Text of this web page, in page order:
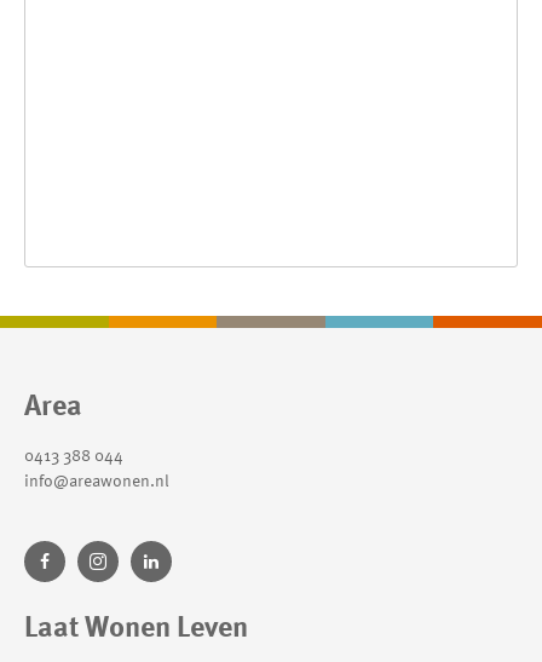
Contactinformatie
Area
0413 388 044
info@areawonen.nl
Laat Wonen Leven